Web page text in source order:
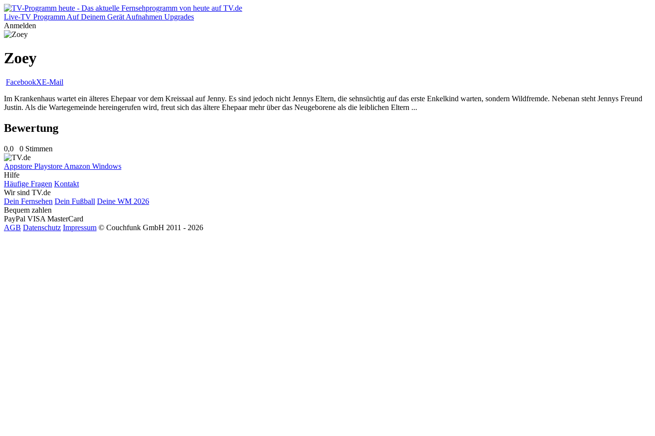
Live-TV Programm Auf Deinem Gerät Aufnahmen Upgrades
Anmelden
Zoey
FacebookXE-Mail
Im Krankenhaus wartet ein älteres Ehepaar vor dem Kreissaal auf Jenny. Es sind jedoch nicht Jennys Eltern, die sehnsüchtig auf das erste Enkelkind warten, sondern Wildfremde. Nebenan steht Jennys Freund
Justin. Als die Wartegemeinde hereingerufen wird, freut sich das ältere Ehepaar mehr über das Neugeborene als die leiblichen Eltern ...
Bewertung
0,0 0 Stimmen
Appstore Playstore Amazon Windows
Hilfe
Häufige Fragen Kontakt
Wir sind TV.de
Dein Fernsehen Dein Fußball Deine WM 2026
Bequem zahlen
PayPal VISA MasterCard
AGB Datenschutz Impressum © Couchfunk GmbH 2011 - 2026